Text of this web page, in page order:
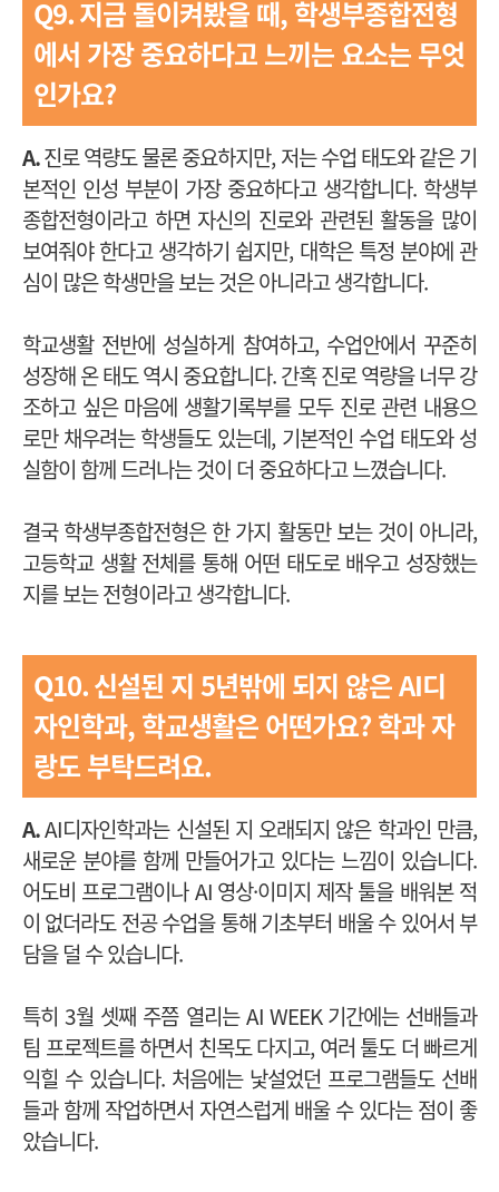
Q9. 지금 돌이켜봤을 때, 학생부종합전형
에서 가장 중요하다고 느끼는 요소는 무엇
인가요?
A. 진로 역량도 물론 중요하지만, 저는 수업 태도와 같은 기
본적인 인성 부분이 가장 중요하다고 생각합니다. 학생부
종합전형이라고 하면 자신의 진로와 관련된 활동을 많이
보여줘야 한다고 생각하기 쉽지만, 대학은 특정 분야에 관
심이 많은 학생만을 보는 것은 아니라고 생각합니다.
학교생활 전반에 성실하게 참여하고, 수업안에서 꾸준히
성장해 온 태도 역시 중요합니다. 간혹 진로 역량을 너무 강
조하고 싶은 마음에 생활기록부를 모두 진로 관련 내용으
로만 채우려는 학생들도 있는데, 기본적인 수업 태도와 성
실함이 함께 드러나는 것이 더 중요하다고 느꼈습니다.
결국 학생부종합전형은 한 가지 활동만 보는 것이 아니라,
고등학교 생활 전체를 통해 어떤 태도로 배우고 성장했는
지를 보는 전형이라고 생각합니다.
Q10. 신설된 지 5년밖에 되지 않은 AI디
자인학과, 학교생활은 어떤가요? 학과 자
랑도 부탁드려요.
A. AI디자인학과는 신설된 지 오래되지 않은 학과인 만큼,
새로운 분야를 함께 만들어가고 있다는 느낌이 있습니다.
어도비 프로그램이나 AI 영상·이미지 제작 툴을 배워본 적
이 없더라도 전공 수업을 통해 기초부터 배울 수 있어서 부
담을 덜 수 있습니다.
특히 3월 셋째 주쯤 열리는 AI WEEK 기간에는 선배들과
팀 프로젝트를 하면서 친목도 다지고, 여러 툴도 더 빠르게
익힐 수 있습니다. 처음에는 낯설었던 프로그램들도 선배
들과 함께 작업하면서 자연스럽게 배울 수 있다는 점이 좋
았습니다.